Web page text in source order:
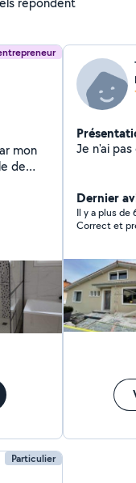
mon
de
Dernier
Il y a plus de
Correct et
Particulier